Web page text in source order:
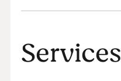
Services